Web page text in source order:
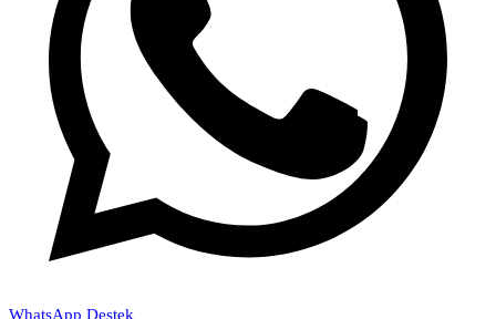
WhatsApp Destek